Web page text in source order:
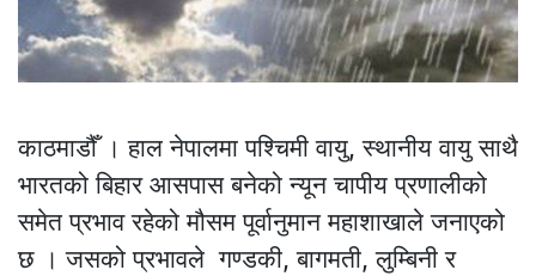
काठमाडौँ । हाल नेपालमा पश्चिमी वायु, स्थानीय वायु साथै
भारतको बिहार आसपास बनेको न्यून चापीय प्रणालीको
समेत प्रभाव रहेको मौसम पूर्वानुमान महाशाखाले जनाएको
छ । जसको प्रभावले गण्डकी, बागमती, लुम्बिनी र